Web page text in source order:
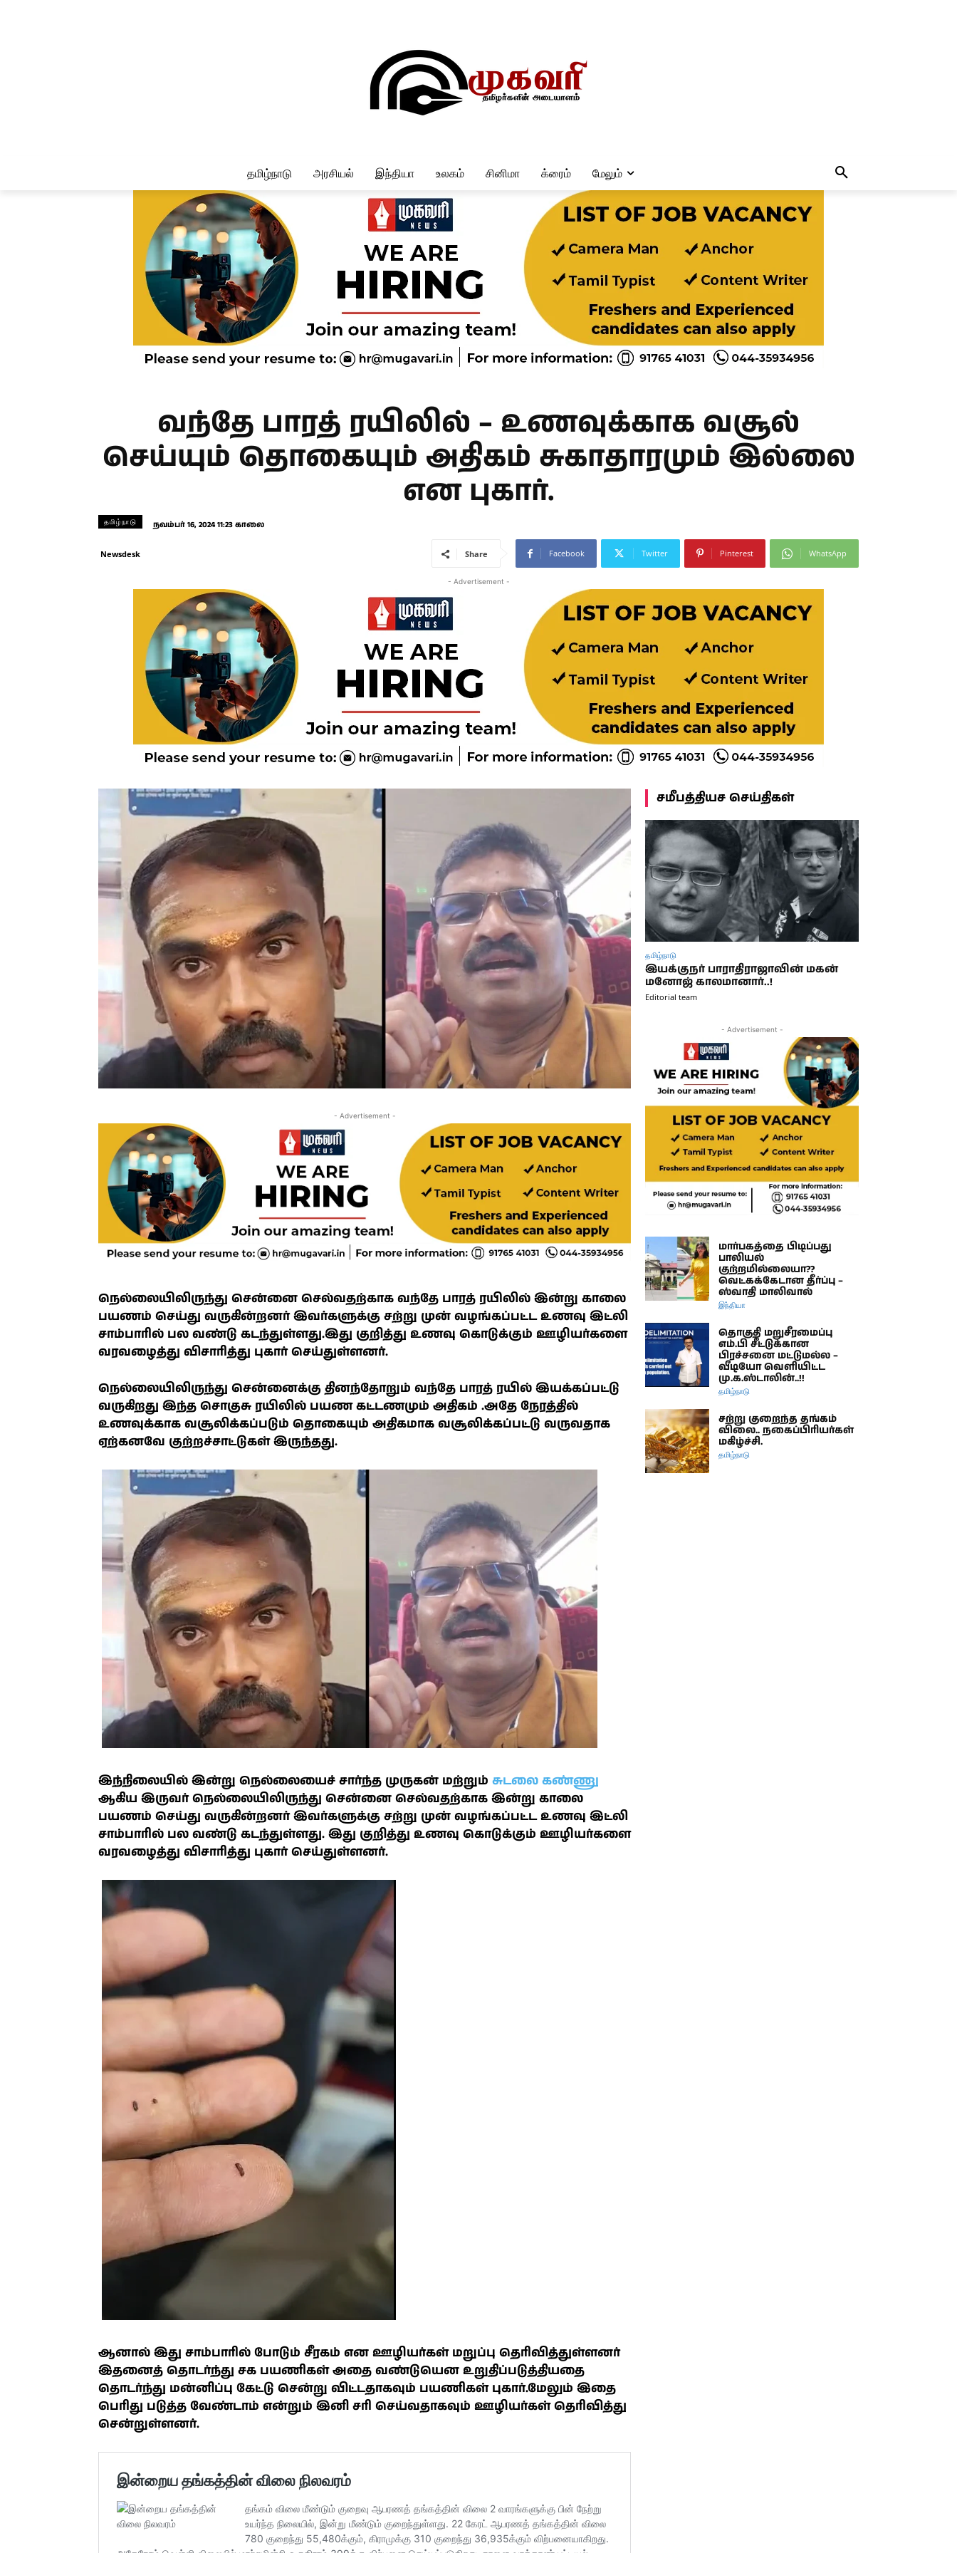
தமிழ்நாடு அரசியல் இந்தியா உலகம் சினிமா க்ரைம் மேலும்
வந்தே பாரத் ரயிலில் – உணவுக்காக வசூல்
செய்யும் தொகையும் அதிகம் சுகாதாரமும் இல்லை
என புகார்.
தமிழ்நாடு நவம்பர் 16, 2024 11:23 காலை
Newsdesk Share Facebook Twitter Pinterest WhatsApp
- Advertisement -
- Advertisement -
நெல்லையிலிருந்து சென்னை செல்வதற்காக வந்தே பாரத் ரயிலில் இன்று காலை
பயணம் செய்து வருகின்றனர் இவர்களுக்கு சற்று முன் வழங்கப்பட்ட உணவு இட்லி
சாம்பாரில் பல வண்டு கடந்துள்ளது.இது குறித்து உணவு கொடுக்கும் ஊழியர்களை
வரவழைத்து விசாரித்து புகார் செய்துள்ளனர்.
நெல்லையிலிருந்து சென்னைக்கு தினந்தோறும் வந்தே பாரத் ரயில் இயக்கப்பட்டு
வருகிறது இந்த சொகுசு ரயிலில் பயண கட்டணமும் அதிகம் .அதே நேரத்தில்
உணவுக்காக வசூலிக்கப்படும் தொகையும் அதிகமாக வசூலிக்கப்பட்டு வருவதாக
ஏற்கனவே குற்றச்சாட்டுகள் இருந்தது.
இந்நிலையில் இன்று நெல்லையைச் சார்ந்த முருகன் மற்றும் சுடலை கண்ணு
ஆகிய இருவர் நெல்லையிலிருந்து சென்னை செல்வதற்காக இன்று காலை
பயணம் செய்து வருகின்றனர் இவர்களுக்கு சற்று முன் வழங்கப்பட்ட உணவு இட்லி
சாம்பாரில் பல வண்டு கடந்துள்ளது. இது குறித்து உணவு கொடுக்கும் ஊழியர்களை
வரவழைத்து விசாரித்து புகார் செய்துள்ளனர்.
ஆனால் இது சாம்பாரில் போடும் சீரகம் என ஊழியர்கள் மறுப்பு தெரிவித்துள்ளனர்
இதனைத் தொடர்ந்து சக பயணிகள் அதை வண்டுயென உறுதிப்படுத்தியதை
தொடர்ந்து மன்னிப்பு கேட்டு சென்று விட்டதாகவும் பயணிகள் புகார்.மேலும் இதை
பெரிது படுத்த வேண்டாம் என்றும் இனி சரி செய்வதாகவும் ஊழியர்கள் தெரிவித்து
சென்றுள்ளனர்.
சமீபத்தியச செய்திகள்
தமிழ்நாடு
இயக்குநர் பாராதிராஜாவின் மகன்
மனோஜ் காலமானார்..!
Editorial team
- Advertisement -
மார்பகத்தை பிடிப்பது
பாலியல்
குற்றமில்லையா??
வெட்கக்கேடான தீர்ப்பு –
ஸ்வாதி மாலிவால்
இந்தியா
தொகுதி மறுசீரமைப்பு
எம்.பி சீட்டுக்கான
பிரச்சனை மட்டுமல்ல –
வீடியோ வெளியிட்ட
மு.க.ஸ்டாலின்..!!
தமிழ்நாடு
சற்று குறைந்த தங்கம்
விலை.. நகைப்பிரியர்கள்
மகிழ்ச்சி.
தமிழ்நாடு